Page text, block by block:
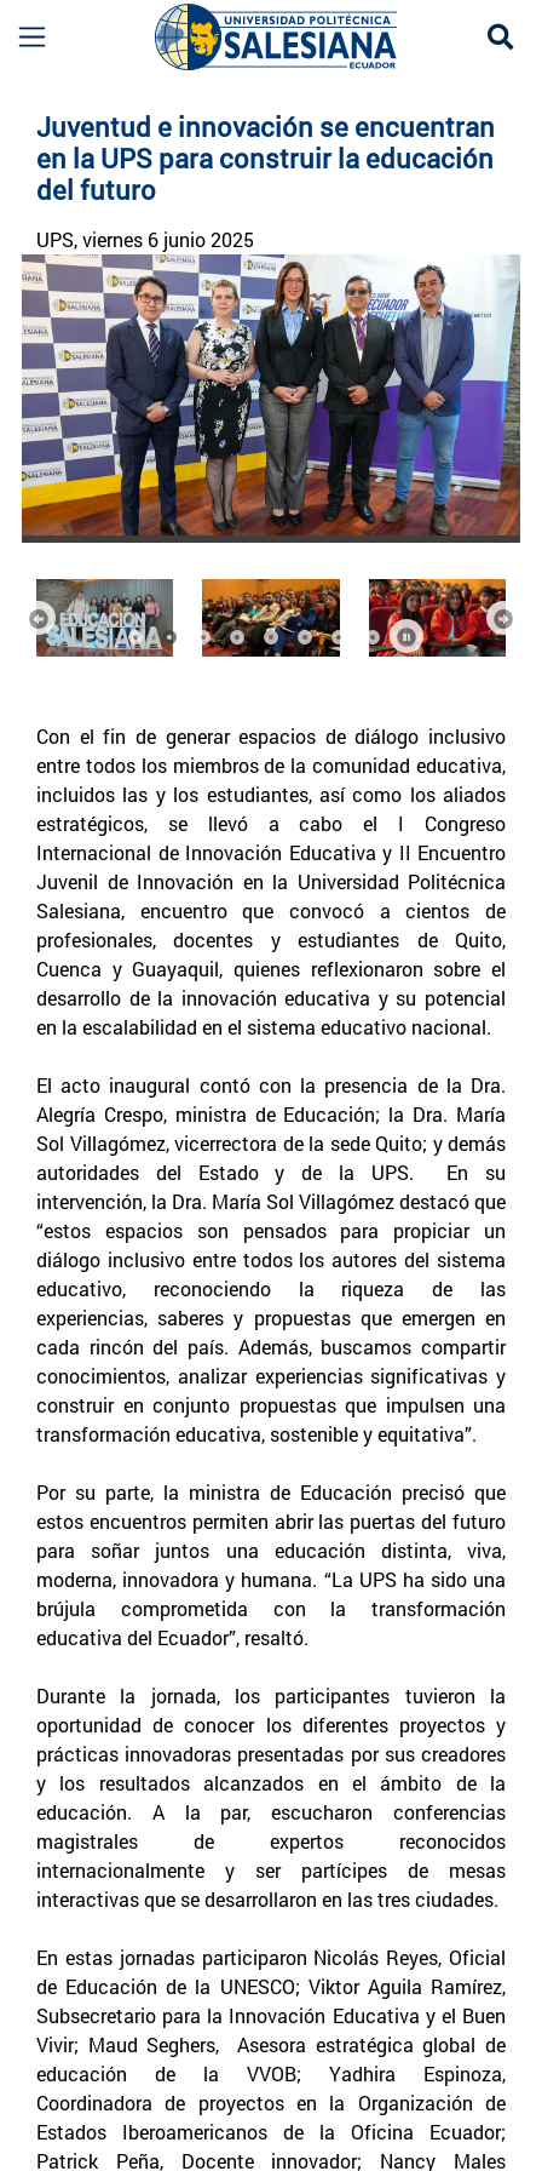
Juventud e innovación se encuentran
en la UPS para construir la educación
del futuro
UPS, viernes 6 junio 2025
Anterior
Con el fin de generar espacios de diálogo inclusivo
entre todos los miembros de la comunidad educativa,
incluidos las y los estudiantes, así como los aliados
estratégicos, se llevó a cabo el I Congreso
Internacional de Innovación Educativa y II Encuentro
Juvenil de Innovación en la Universidad Politécnica
Salesiana, encuentro que convocó a cientos de
profesionales, docentes y estudiantes de Quito,
Cuenca y Guayaquil, quienes reflexionaron sobre el
desarrollo de la innovación educativa y su potencial
en la escalabilidad en el sistema educativo nacional.
El acto inaugural contó con la presencia de la Dra.
Alegría Crespo, ministra de Educación; la Dra. María
Sol Villagómez, vicerrectora de la sede Quito; y demás
autoridades del Estado y de la UPS. En su
intervención, la Dra. María Sol Villagómez destacó que
“estos espacios son pensados para propiciar un
diálogo inclusivo entre todos los autores del sistema
educativo, reconociendo la riqueza de las
experiencias, saberes y propuestas que emergen en
cada rincón del país. Además, buscamos compartir
conocimientos, analizar experiencias significativas y
construir en conjunto propuestas que impulsen una
transformación educativa, sostenible y equitativa”.
Por su parte, la ministra de Educación precisó que
estos encuentros permiten abrir las puertas del futuro
para soñar juntos una educación distinta, viva,
moderna, innovadora y humana. “La UPS ha sido una
brújula comprometida con la transformación
educativa del Ecuador”, resaltó.
Durante la jornada, los participantes tuvieron la
oportunidad de conocer los diferentes proyectos y
prácticas innovadoras presentadas por sus creadores
y los resultados alcanzados en el ámbito de la
educación. A la par, escucharon conferencias
magistrales de expertos reconocidos
internacionalmente y ser partícipes de mesas
interactivas que se desarrollaron en las tres ciudades.
En estas jornadas participaron Nicolás Reyes, Oficial
de Educación de la UNESCO; Viktor Aguila Ramírez,
Subsecretario para la Innovación Educativa y el Buen
Vivir; Maud Seghers, Asesora estratégica global de
educación de la VVOB; Yadhira Espinoza,
Coordinadora de proyectos en la Organización de
Estados Iberoamericanos de la Oficina Ecuador;
Patrick Peña, Docente innovador; Nancy Males